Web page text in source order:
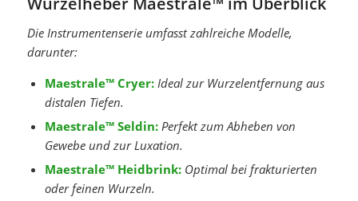
Die Instrumentenserie umfasst zahlreiche Modelle,
darunter:
Maestrale™ Cryer:Ideal zur Wurzelentfernung aus
distalen Tiefen.
Maestrale™ Seldin:Perfekt zum Abheben von
Gewebe und zur Luxation.
Maestrale™ Heidbrink:Optimal bei frakturierten
oder feinen Wurzeln.